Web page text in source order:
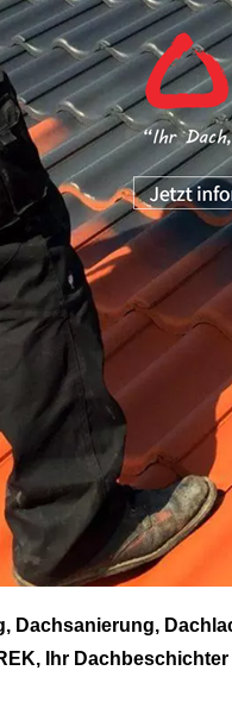
Dachsanierung,
Ihr